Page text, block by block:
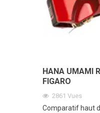
HANA UMAMI
FIGARO
2861 Vues
Comparatif haut